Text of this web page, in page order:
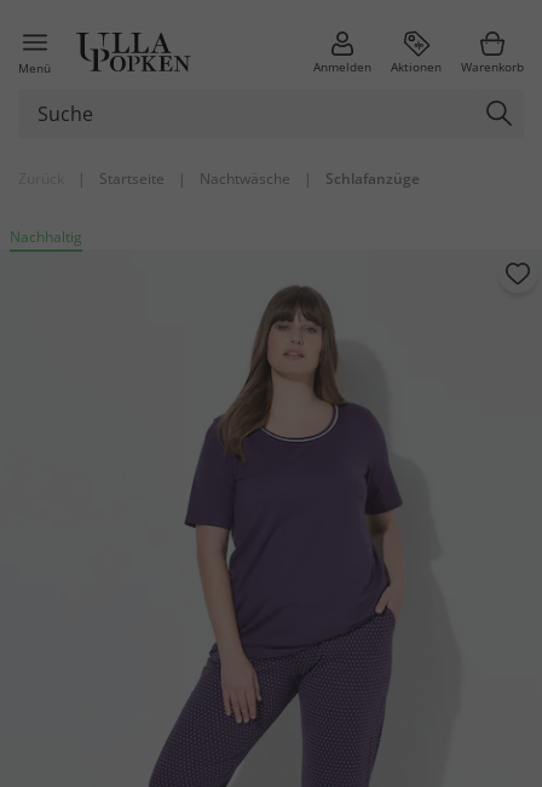
Menü Anmelden Aktionen Warenkorb
| Startseite | Nachtwäsche | Schlafanzüge
Nachhaltig